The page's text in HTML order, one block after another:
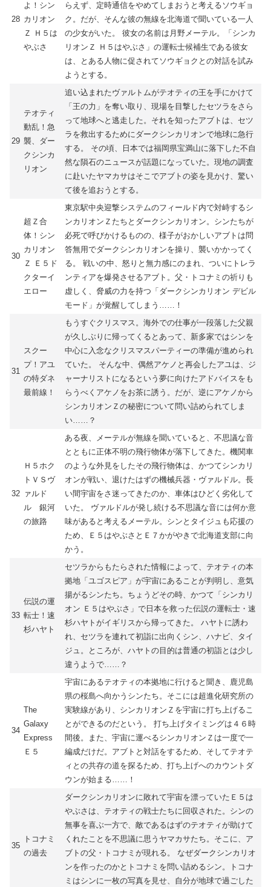
28
よ！シン
カリオン
Ｚ Ｈ５は
やぶさ
らえず、定時通信をやめてしまおうと考えるソウギョ
ク。だが、そんな彼の無線を北海道で聞いている一人
の少女がいた。 彼女の名前は月野メーテル。「シンカ
リオンＺ Ｈ５はやぶさ」の運転士候補生である彼女
は、とある人物に促されてソウギョクとの対話を試み
ようとする。
29
テオティ
動乱！急
襲、ダー
クシンカ
リオン
追い込まれたヴァルトムがテオティの王を手にかけて
「王の力」を奪い取り、現場を目撃したセツラをさら
って地球へと逃走した。それを知ったアブトは、セツ
ラを救出するためにダークシンカリオンで地球に急行
する。 その頃、日本では福岡県宝満山に落下した不自
然な隕石のニュースが話題になっていた。現地の調査
に赴いたヤマカサはそこでアブトの姿を見かけ、驚い
て後を追おうとする。
30
超Ｚ合
体！シン
カリオン
Ｚ Ｅ５ド
クターイ
エロー
東京駅中央迎撃システムのフィールド内で対峙するシ
ンカリオンＺたちとダークシンカリオン。シンたちが
必死で呼びかけるものの、様子がおかしいアブトは問
答無用でダークシンカリオンを操り、襲いかかってく
る。 戦いの中、怒りと無力感にのまれ、ついにトレラ
ンティアを爆発させるアブト。父・トコナミの祈りも
虚しく、脅威の力を持つ「ダークシンカリオン デビル
モード」が覚醒してしまう……！
31
スクー
プ！アユ
の特ダネ
最前線！
もうすぐクリスマス。海外での仕事が一段落した父親
が久しぶりに帰ってくるとあって、新多家ではシンを
中心に入念なクリスマスパーティーの準備が進められ
ていた。 そんな中、偶然アケノと再会したアユは、ジ
ャーナリストになるという夢に向けたアドバイスをも
らうべくアケノをお茶に誘う。だが、逆にアケノから
シンカリオンＺの秘密について問い詰められてしま
い……？
32
Ｈ５ホク
トＶＳヴ
ァルド
ル 銀河
の旅路
ある夜、メーテルが無線を聞いていると、不思議な音
とともに正体不明の飛行物体が落下してきた。機関車
のような外見をしたその飛行物体は、かつてシンカリ
オンが戦い、退けたはずの機械兵器・ヴァルドル。長
い間宇宙をさ迷ってきたのか、車体はひどく劣化して
いた。 ヴァルドルが発し続ける不思議な音には何か意
味があると考えるメーテル。シンとタイジュも応援の
ため、Ｅ５はやぶさとＥ７かがやきで北海道支部に向
かう。
33
伝説の運
転士！速
杉ハヤト
セツラからもたらされた情報によって、テオティの本
拠地「ユゴスピア」が宇宙にあることが判明し、意気
揚がるシンたち。ちょうどその時、かつて「シンカリ
オン Ｅ５はやぶさ」で日本を救った伝説の運転士・速
杉ハヤトがイギリスから帰ってきた。 ハヤトに誘わ
れ、セツラを連れて初詣に出向くシン、ハナビ、タイ
ジュ。ところが、ハヤトの目的は普通の初詣とは少し
違うようで……？
34
The
Galaxy
Express
Ｅ５
宇宙にあるテオティの本拠地に行けると聞き、鹿児島
県の桜島へ向かうシンたち。そこには超進化研究所の
実験線があり、シンカリオンＺを宇宙に打ち上げるこ
とができるのだという。 打ち上げタイミングは４６時
間後。また、宇宙に運べるシンカリオンＺは一度で一
編成だけだ。アブトと対話をするため、そしてテオテ
ィとの共存の道を探るため、打ち上げへのカウントダ
ウンが始まる……！
35
トコナミ
の過去
ダークシンカリオンに敗れて宇宙を漂っていたＥ５は
やぶさは、テオティの戦士たちに回収された。シンの
無事を喜ぶ一方で、敵であるはずのテオティが助けて
くれたことを不思議に思うヤマカサたち。そこに、ア
ブトの父・トコナミが現れる。 なぜダークシンカリオ
ンを作ったのかとトコナミを問い詰めるシン。トコナ
ミはシンに一枚の写真を見せ、自分が地球で過ごした